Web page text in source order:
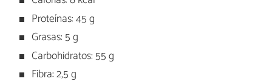
Proteínas: 45 g
Grasas: 5 g
Carbohidratos: 55 g
Fibra: 2,5 g